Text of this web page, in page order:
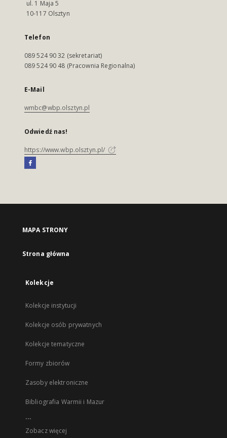
ul. 1 Maja 5
10-117 Olsztyn
Telefon
089 524 90 32 (sekretariat)
089 524 90 48 (Pracownia Regionalna)
E-Mail
wmbc@wbp.olsztyn.pl
Odwiedź nas!
https://www.wbp.olsztyn.pl/
MAPA STRONY
Strona główna
Kolekcje
Kolekcje instytucji
Kolekcje osób prywatnych
Kolekcje tematyczne
Formy zbiorów
Zasoby elektroniczne
Bibliografia Warmii i Mazur
...
Zobacz więcej